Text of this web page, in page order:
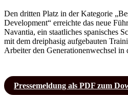
Den dritten Platz in der Kategorie
Development“ erreichte das neue
Navantia, ein staatliches spanisches
mit dem dreiphasig aufgebauten
Arbeiter den Generationenwechsel in
Pressemeldung als PDF zum